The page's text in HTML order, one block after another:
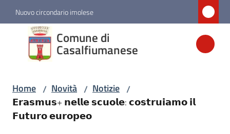
Vai al contenuto
Vai alla navigazione
Vai al footer
Nuovo circondario imolese
Comune di
Casalfiumanese
Comune di
Casalfiumanese
Amministrazione
Home / Novità / Notizie /
𝗘𝗿𝗮𝘀𝗺𝘂𝘀+ 𝗻𝗲𝗹𝗹𝗲 𝘀𝗰𝘂𝗼𝗹𝗲: 𝗰𝗼𝘀𝘁𝗿𝘂𝗶𝗮𝗺𝗼 𝗶𝗹
𝗙𝘂𝘁𝘂𝗿𝗼 𝗲𝘂𝗿𝗼𝗽𝗲𝗼